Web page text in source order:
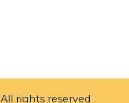
All rights reserved